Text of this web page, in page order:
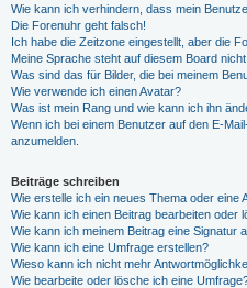
Wie kann ich verhindern, dass mein
Die Forenuhr geht falsch!
Ich habe die Zeitzone eingestellt, aber die
Meine Sprache steht auf diesem Board
Was sind das für Bilder, die bei meinem
Wie verwende ich einen Avatar?
Was ist mein Rang und wie kann ich ihn
Wenn ich bei einem Benutzer auf den E-
anzumelden.
Beiträge schreiben
Wie erstelle ich ein neues Thema oder eine
Wie kann ich einen Beitrag bearbeiten oder
Wie kann ich meinem Beitrag eine Signatur
Wie kann ich eine Umfrage erstellen?
Wieso kann ich nicht mehr
Wie bearbeite oder lösche ich eine